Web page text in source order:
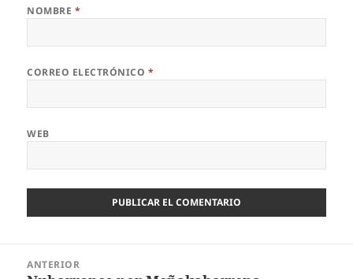
NOMBRE *
CORREO ELECTRÓNICO *
WEB
ANTERIOR